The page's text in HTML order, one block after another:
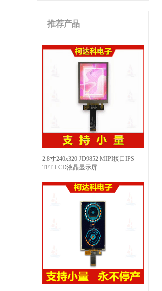
推荐产品
2.8寸240x320 JD9852 MIPI接口IPS
TFT LCD液晶显示屏